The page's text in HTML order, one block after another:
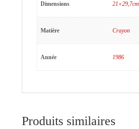
Dimensions 21×29,7cm
Matière Crayon
Année 1986
Produits similaires